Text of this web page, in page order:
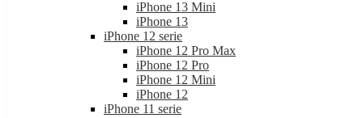
iPhone 13 Mini
iPhone 13
iPhone 12 serie
iPhone 12 Pro Max
iPhone 12 Pro
iPhone 12 Mini
iPhone 12
iPhone 11 serie